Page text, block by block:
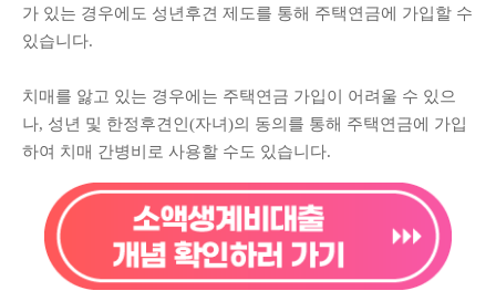
가 있는 경우에도 성년후견 제도를 통해 주택연금에 가입할 수
있습니다.
치매를 앓고 있는 경우에는 주택연금 가입이 어려울 수 있으
나, 성년 및 한정후견인(자녀)의 동의를 통해 주택연금에 가입
하여 치매 간병비로 사용할 수도 있습니다.